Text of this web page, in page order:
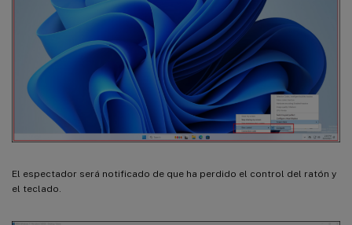
El espectador será notificado de que ha perdido el control del ratón y
el teclado.